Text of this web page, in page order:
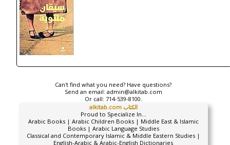
Can't find what you need? Have questions?
Send an email: admin@alkitab.com
Or call: 714-539-8100.
alkitab.com الكتاب
Proud to Specialize In...
Arabic Books | Arabic Children Books | Middle East & Islamic
Books | Arabic Language Studies
Classical and Contemporary Islamic & Middle Eastern Studies |
English-Arabic & Arabic-English Dictionaries